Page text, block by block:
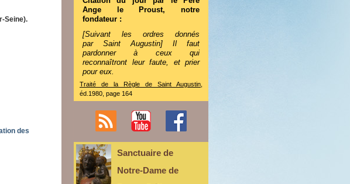
Seine).
des
Ange le Proust, notre
fondateur :
[Suivant les ordres donnés
par Saint Augustin] Il faut
pardonner à ceux qui
reconnaîtront leur faute, et prier
pour eux.
Traité de la Règle de Saint Augustin
éd.1980, page 164
Sanctuaire de
Notre-Dame de